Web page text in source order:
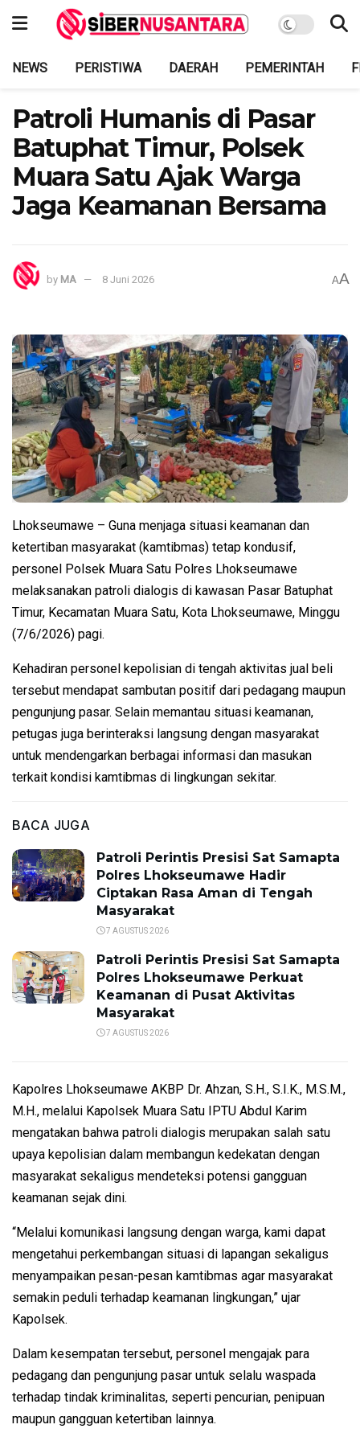
NEWS PERISTIWA DAERAH PEMERINTAH
Patroli Humanis di Pasar
Batuphat Timur, Polsek
Muara Satu Ajak Warga
Jaga Keamanan Bersama
by MA 8 Juni 2026 AA
Lhokseumawe – Guna menjaga situasi keamanan dan
ketertiban masyarakat (kamtibmas) tetap kondusif,
personel Polsek Muara Satu Polres Lhokseumawe
melaksanakan patroli dialogis di kawasan Pasar Batuphat
Timur, Kecamatan Muara Satu, Kota Lhokseumawe, Minggu
(7/6/2026) pagi.
Kehadiran personel kepolisian di tengah aktivitas jual beli
tersebut mendapat sambutan positif dari pedagang maupun
pengunjung pasar. Selain memantau situasi keamanan,
petugas juga berinteraksi langsung dengan masyarakat
untuk mendengarkan berbagai informasi dan masukan
terkait kondisi kamtibmas di lingkungan sekitar.
BACA JUGA
Patroli Perintis Presisi Sat Samapta
Polres Lhokseumawe Hadir
Ciptakan Rasa Aman di Tengah
Masyarakat
7 AGUSTUS 2026
Patroli Perintis Presisi Sat Samapta
Polres Lhokseumawe Perkuat
Keamanan di Pusat Aktivitas
Masyarakat
7 AGUSTUS 2026
Kapolres Lhokseumawe AKBP Dr. Ahzan, S.H., S.I.K., M.S.M.,
M.H., melalui Kapolsek Muara Satu IPTU Abdul Karim
mengatakan bahwa patroli dialogis merupakan salah satu
upaya kepolisian dalam membangun kedekatan dengan
masyarakat sekaligus mendeteksi potensi gangguan
keamanan sejak dini.
“Melalui komunikasi langsung dengan warga, kami dapat
mengetahui perkembangan situasi di lapangan sekaligus
menyampaikan pesan-pesan kamtibmas agar masyarakat
semakin peduli terhadap keamanan lingkungan,” ujar
Kapolsek.
Dalam kesempatan tersebut, personel mengajak para
pedagang dan pengunjung pasar untuk selalu waspada
terhadap tindak kriminalitas, seperti pencurian, penipuan
maupun gangguan ketertiban lainnya.